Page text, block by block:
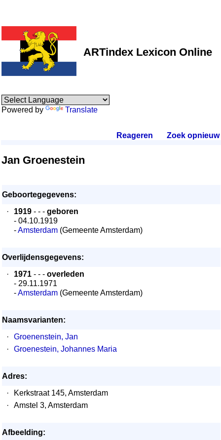
ARTindex Lexicon Online
Powered by Translate
Reageren Zoek opnieuw.
Jan Groenestein
Geboortegegevens:
·
1919 - - - geboren
- 04.10.1919
-Amsterdam (Gemeente Amsterdam)
Overlijdensgegevens:
·
1971 - - - overleden
- 29.11.1971
-Amsterdam (Gemeente Amsterdam)
Naamsvarianten:
·
Groenenstein, Jan
·
Groenestein, Johannes Maria
Adres:
·
Kerkstraat 145, Amsterdam
·
Amstel 3, Amsterdam
Afbeelding: